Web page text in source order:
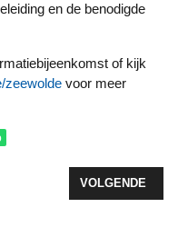
en de benodigde
zeewolde voor meer
LODDERS LUIDT DE
VOLGENDE
VOLGENDE